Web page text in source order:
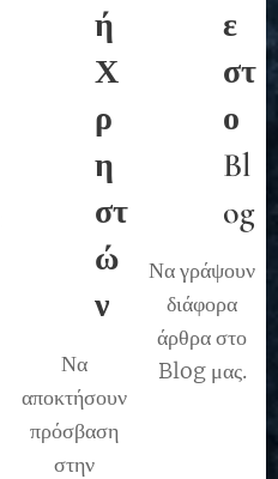
ή
Χ
ρ
η
στ
ώ
ν
Να
αποκτήσουν
πρόσβαση
στην
ε
στ
ο
Bl
og
Να γράψουν
διάφορα
άρθρα στο
Blog μας.